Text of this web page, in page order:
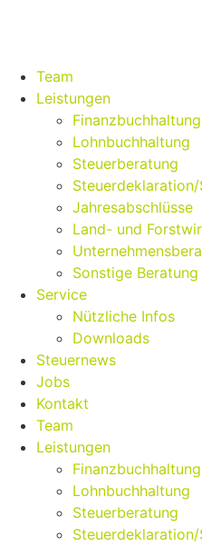
Team
Leistungen
Finanzbuchhaltung
Lohnbuchhaltung
Steuerberatung
Jahresabschlüsse
Land- und
Sonstige Beratung
Service
Nützliche Infos
Downloads
Steuernews
Jobs
Kontakt
Team
Leistungen
Finanzbuchhaltung
Lohnbuchhaltung
Steuerberatung